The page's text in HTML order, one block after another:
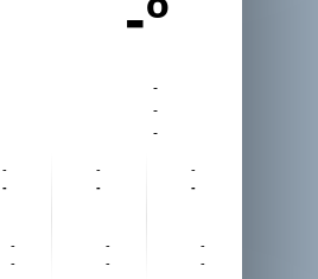
-º
-
-
-
-
-
-
-
-
-
-
-
-
-
-
-